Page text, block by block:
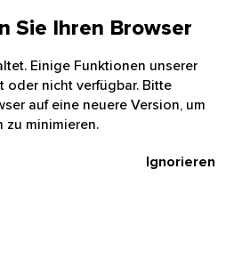
Sie Ihren Browser
Einige Funktionen unserer
oder nicht verfügbar. Bitte
auf eine neuere Version, um
zu minimieren.
Ignorieren